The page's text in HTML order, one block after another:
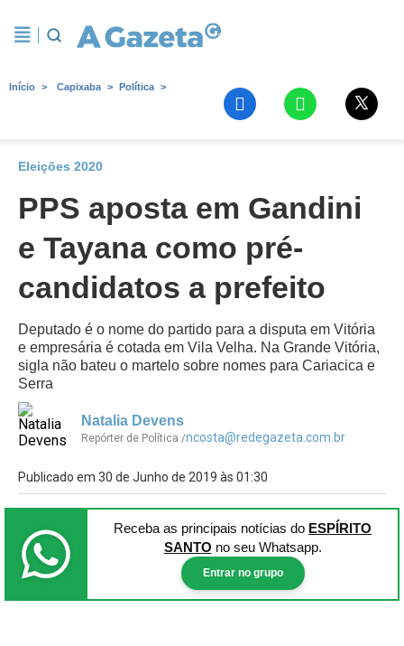
Início Capixaba Política
Eleições 2020
PPS aposta em Gandini
e Tayana como pré-
candidatos a prefeito
Deputado é o nome do partido para a disputa em Vitória
e empresária é cotada em Vila Velha. Na Grande Vitória,
sigla não bateu o martelo sobre nomes para Cariacica e
Serra
Natalia Devens
Repórter de Política /ncosta@redegazeta.com.br
Publicado em 30 de Junho de 2019 às 01:30
Receba as principais notícias do ESPÍRITO
SANTO no seu Whatsapp.
Entrar no grupo